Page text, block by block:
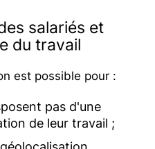
salariés et
du travail
est possible pour :
pas d'une
de leur travail ;